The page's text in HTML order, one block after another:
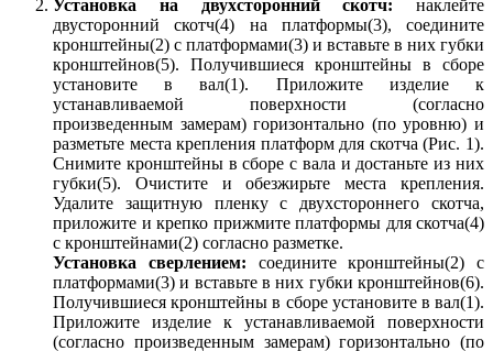
Установка на двухсторонний скотч: наклейте
двусторонний скотч(4) на платформы(3), соедините
кронштейны(2) с платформами(3) и вставьте в них губки
кронштейнов(5). Получившиеся кронштейны в сборе
установите в вал(1). Приложите изделие к
устанавливаемой поверхности (согласно
произведенным замерам) горизонтально (по уровню) и
разметьте места крепления платформ для скотча (Рис. 1).
Снимите кронштейны в сборе с вала и достаньте из них
губки(5). Очистите и обезжирьте места крепления.
Удалите защитную пленку с двухстороннего скотча,
приложите и крепко прижмите платформы для скотча(4)
с кронштейнами(2) согласно разметке.
Установка сверлением: соедините кронштейны(2) с
платформами(3) и вставьте в них губки кронштейнов(6).
Получившиеся кронштейны в сборе установите в вал(1).
Приложите изделие к устанавливаемой поверхности
(согласно произведенным замерам) горизонтально (по